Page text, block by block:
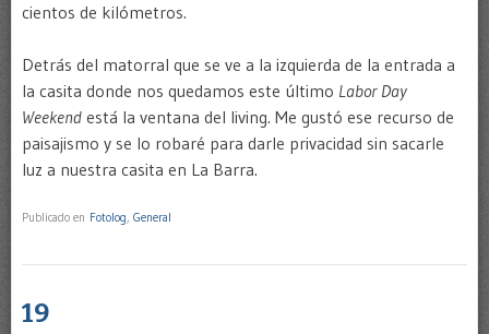
cientos de kilómetros.
Detrás del matorral que se ve a la izquierda de la entrada a
la casita donde nos quedamos este último Labor Day
Weekend está la ventana del living. Me gustó ese recurso de
paisajismo y se lo robaré para darle privacidad sin sacarle
luz a nuestra casita en La Barra.
Publicado en Fotolog, General
19